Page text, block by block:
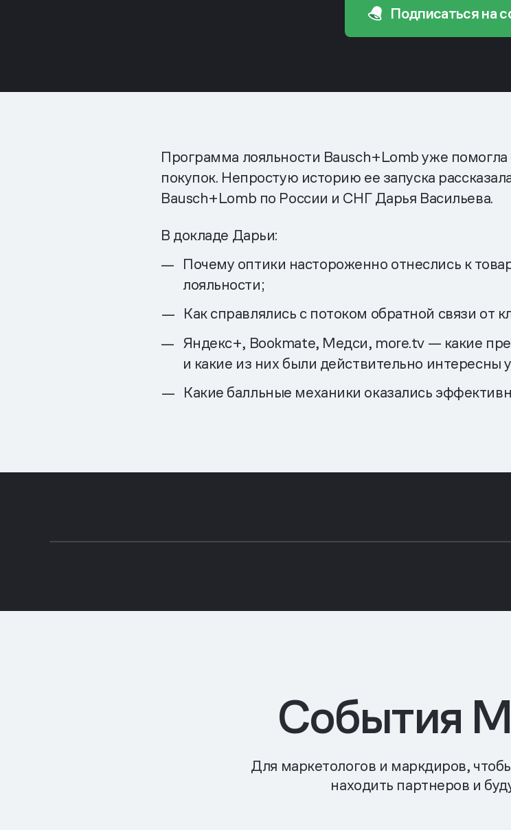
Подписаться на
Программа лояльности Bausch+Lomb уже
покупок. Непростую историю ее запуска
Bausch+Lomb по России и СНГ Дарья Васильева.
В докладе Дарьи:
Почему оптики настороженно отнеслись к
лояльности;
Как справлялись с потоком обратной связи от
Яндекс+, Bookmate, Медси, more.tv — какие
и какие из них были действительно интересны
Какие балльные механики оказались
События
Для маркетологов и маркдиров,
находить партнеров и